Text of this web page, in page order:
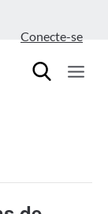
Conecte-se